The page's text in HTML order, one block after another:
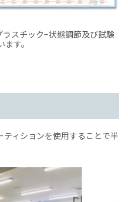
スチック−状態調節及び試験
す。
ィションを使用することで半